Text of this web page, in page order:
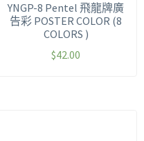
YNGP-8 Pentel 飛龍牌廣
告彩 POSTER COLOR (8
COLORS )
$42.00